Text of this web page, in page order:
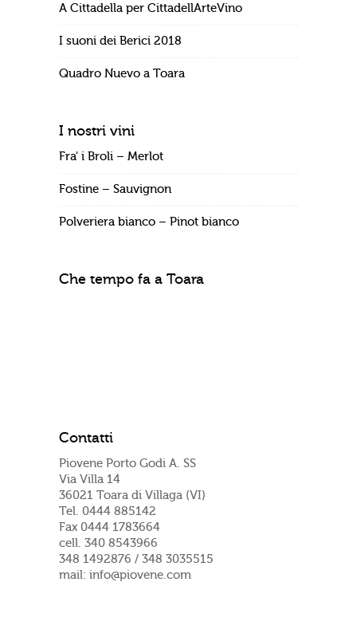
A Cittadella per CittadellArteVino
I suoni dei Berici 2018
Quadro Nuevo a Toara
I nostri vini
Fra' i Broli – Merlot
Fostine – Sauvignon
Polveriera bianco – Pinot bianco
Che tempo fa a Toara
Contatti
Piovene Porto Godi A. SS
Via Villa 14
36021 Toara di Villaga (VI)
Tel. 0444 885142
Fax 0444 1783664
cell. 340 8543966
348 1492876 / 348 3035515
mail: info@piovene.com